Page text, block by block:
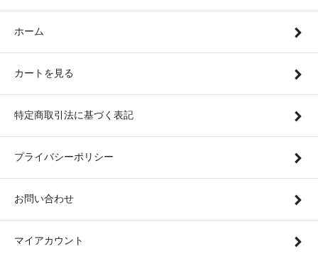
ホーム
カートを見る
特定商取引法に基づく表記
プライバシーポリシー
お問い合わせ
マイアカウント